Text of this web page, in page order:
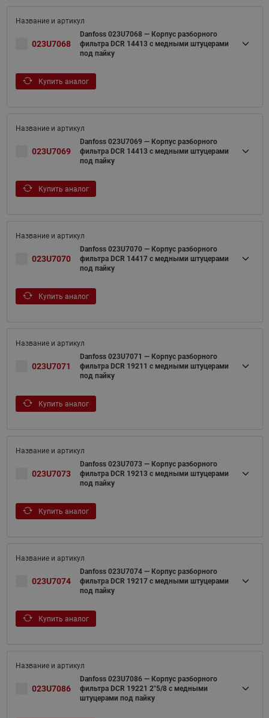
023U7068
Danfoss 023U7068 — Корпус разборного
фильтра DCR 14413 с медными штуцерами
под пайку
Купить аналог
023U7069
Danfoss 023U7069 — Корпус разборного
фильтра DCR 14413 с медными штуцерами
под пайку
Купить аналог
023U7070
Danfoss 023U7070 — Корпус разборного
фильтра DCR 14417 с медными штуцерами
под пайку
Купить аналог
023U7071
Danfoss 023U7071 — Корпус разборного
фильтра DCR 19211 с медными штуцерами
под пайку
Купить аналог
023U7073
Danfoss 023U7073 — Корпус разборного
фильтра DCR 19213 с медными штуцерами
под пайку
Купить аналог
023U7074
Danfoss 023U7074 — Корпус разборного
фильтра DCR 19217 с медными штуцерами
под пайку
Купить аналог
023U7086
Danfoss 023U7086 — Корпус разборного
фильтра DCR 19221 2"5/8 с медными
штуцерами под пайку